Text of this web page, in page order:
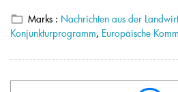
Marks : Nachrichten aus der
Konjunkturprogramm, Europäische